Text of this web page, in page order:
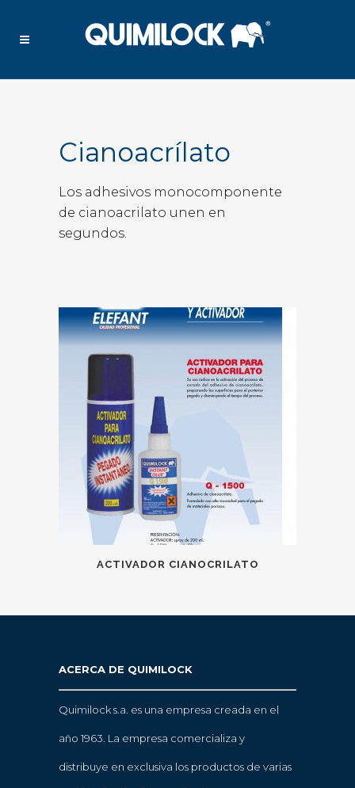
Cianoacrílato
Los adhesivos monocomponente
de cianoacrilato unen en
segundos.
ACTIVADOR CIANOCRILATO
ACERCA DE QUIMILOCK
Quimilock s.a. es una empresa creada en el
año 1963. La empresa comercializa y
distribuye en exclusiva los productos de varias